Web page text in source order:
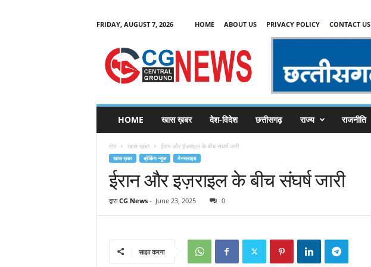
FRIDAY, AUGUST 7, 2026 HOME ABOUT US PRIVACY POLICY CONTACT US
C
HOME खास ख़बर देश-विदेश छत्तीसगढ़ राज्य राजनीति
होम खास ख़बर ईरान और इज़राइल के बीच संघर्ष जारी
खास ख़बर ब्रेकिंग न्यूज मेनस्लाइड
ईरान और इज़राइल के बीच संघर्ष जारी
द्वारा CG News- June 23, 2025 0
साझा करना